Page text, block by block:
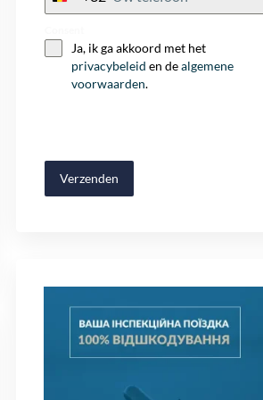
Ja, ik ga akkoord met het
privacybeleid en dealgemene
voorwaarden.
Verzenden